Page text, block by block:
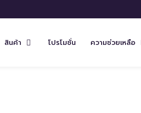
สินค้า โปรโมชั่น ความช่วยเหลือ